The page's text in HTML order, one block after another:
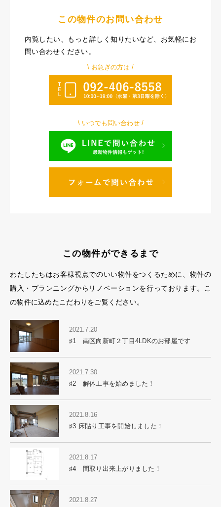
この物件のお問い合わせ
内覧したい、もっと詳しく知りたいなど、お気軽にお
問い合わせください。
\ お急ぎの方は /
\ いつでも問い合わせ /
この物件ができるまで
わたしたちはお客様視点でのいい物件をつくるために、 物件の
購入・プランニングからリノベーションを行っております。
こ
の物件に込めたこだわりをご覧ください。
2021.7.20
♯1 南区向新町２丁目4LDKのお部屋です
2021.7.30
♯2 解体工事を始めました！
2021.8.16
♯3 床貼り工事を開始しました！
2021.8.17
♯4 間取り出来上がりました！
2021.8.27